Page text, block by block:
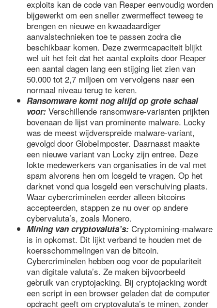
exploits kan de code van Reaper eenvoudig worden
bijgewerkt om een sneller zwermeffect teweeg te
brengen en nieuwe en kwaadaardiger
aanvalstechnieken toe te passen zodra die
beschikbaar komen. Deze zwermcapaciteit blijkt
wel uit het feit dat het aantal exploits door Reaper
een aantal dagen lang een stijging liet zien van
50.000 tot 2,7 miljoen om vervolgens naar een
normaal niveau terug te keren.
Ransomware komt nog altijd op grote schaal
voor: Verschillende ransomware-varianten prijkten
bovenaan de lijst van prominente malware. Locky
was de meest wijdverspreide malware-variant,
gevolgd door GlobeImposter. Daarnaast maakte
een nieuwe variant van Locky zijn entree. Deze
lokte medewerkers van organisaties in de val met
spam alvorens hen om losgeld te vragen. Op het
darknet vond qua losgeld een verschuiving plaats.
Waar cybercriminelen eerder alleen bitcoins
accepteerden, stappen ze nu over op andere
cybervaluta’s, zoals Monero.
Mining van cryptovaluta’s: Cryptomining-malware
is in opkomst. Dit lijkt verband te houden met de
koersschommelingen van de bitcoin.
Cybercriminelen hebben oog voor de populariteit
van digitale valuta’s. Ze maken bijvoorbeeld
gebruik van cryptojacking. Bij cryptojacking wordt
een script in een browser geladen dat de computer
opdracht geeft om cryptovaluta’s te minen, zonder